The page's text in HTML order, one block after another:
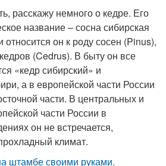
расскажу немного о кедре. Его
название – сосна сибирская
он к роду сосен (Pinus),
(Cedrus). В быту он все
«кедр сибирский» и
а в европейской части России
части. В центральных и
части России в
он не встречается,
климат.